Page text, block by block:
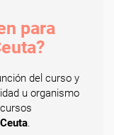
para
del curso y
u organismo
.